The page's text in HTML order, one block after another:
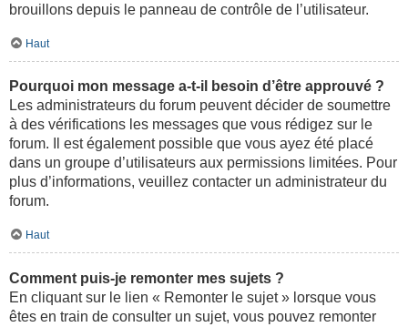
brouillons depuis le panneau de contrôle de l’utilisateur.
Haut
Pourquoi mon message a-t-il besoin d’être approuvé ?
Les administrateurs du forum peuvent décider de soumettre
à des vérifications les messages que vous rédigez sur le
forum. Il est également possible que vous ayez été placé
dans un groupe d’utilisateurs aux permissions limitées. Pour
plus d’informations, veuillez contacter un administrateur du
forum.
Haut
Comment puis-je remonter mes sujets ?
En cliquant sur le lien « Remonter le sujet » lorsque vous
êtes en train de consulter un sujet, vous pouvez remonter